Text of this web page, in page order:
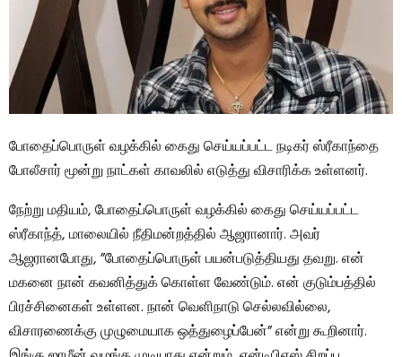
போதைப்பொருள் வழக்கில் கைது செய்யப்பட்ட நடிகர் ஸ்ரீகாந்தை
போலீசார் மூன்று நாட்கள் காவலில் எடுத்து விசாரிக்க உள்ளனர்.
நேற்று மதியம், போதைப்பொருள் வழக்கில் கைது செய்யப்பட்ட
ஸ்ரீகாந்த், மாலையில் நீதிமன்றத்தில் ஆஜரானார். அவர்
ஆஜரானபோது, ​​”போதைப்பொருள் பயன்படுத்தியது தவறு. என்
மகனை நான் கவனித்துக் கொள்ள வேண்டும். என் குடும்பத்தில்
பிரச்சினைகள் உள்ளன. நான் வெளிநாடு செல்லவில்லை,
விசாரணைக்கு முழுமையாக ஒத்துழைப்பேன்” என்று கூறினார்.